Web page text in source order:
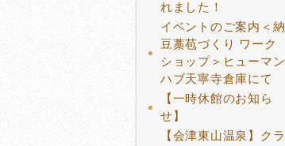
れました！
イベントのご案内＜納
豆藁苞づくり ワーク
ショップ＞ヒューマン
ハブ天寧寺倉庫にて
【一時休館のお知ら
せ】
【会津東山温泉】クラ